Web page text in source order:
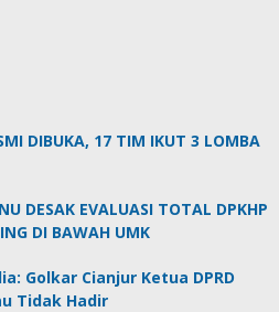
DIBUKA, 17 TIM IKUT 3 LOMBA
DESAK EVALUASI TOTAL DPKHP
DI BAWAH UMK
Golkar Cianjur Ketua DPRD
Tidak Hadir